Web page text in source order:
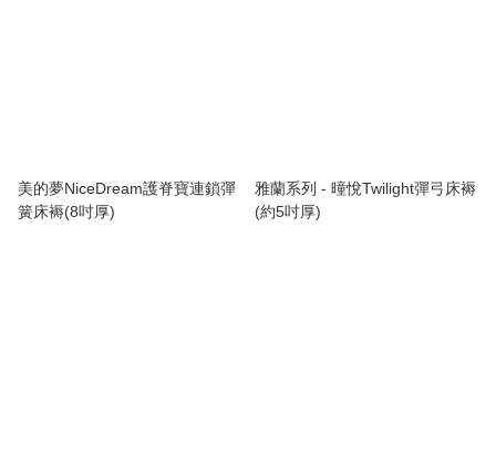
美的夢NiceDream護脊寶連鎖彈
簧床褥(8吋厚)
雅蘭系列 - 曈悅Twilight彈弓床褥
(約5吋厚)